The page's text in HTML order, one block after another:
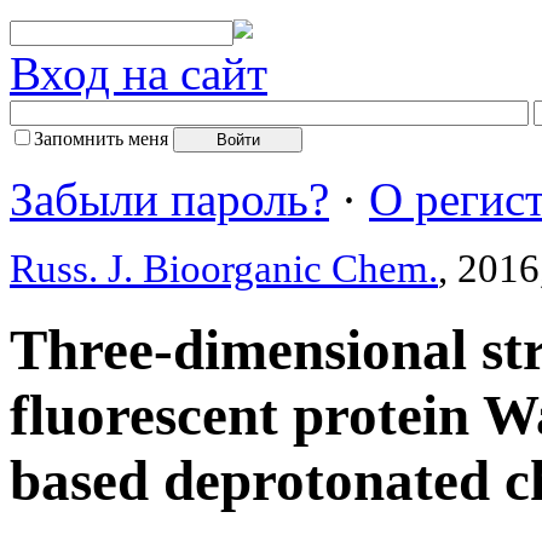
Вход на сайт
Запомнить меня
Забыли пароль? · О
Russ. J. Bioorganic Chem.,
Three-dimensional
fluorescent protein
based deprotonated